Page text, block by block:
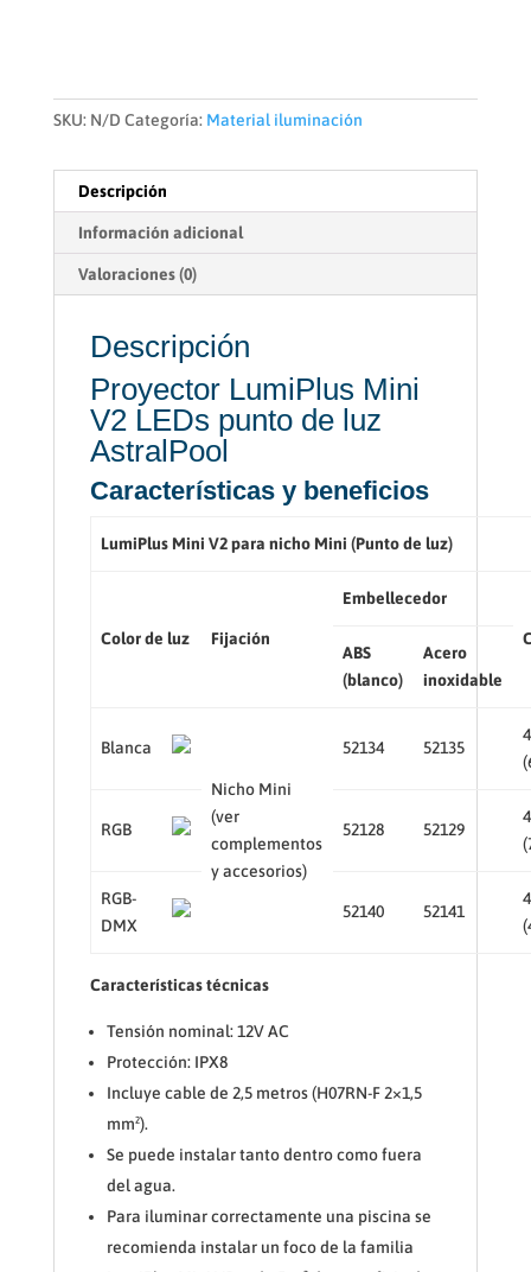
SKU: N/D Categoría: Material iluminación
Descripción
Información adicional
Valoraciones (0)
Descripción
Proyector LumiPlus Mini
V2 LEDs punto de luz
AstralPool
Características y beneficios
LumiPlus Mini V2 para nicho Mini (Punto de luz)
Color de luz Fijación
Embellecedor
ABS
(blanco)
Acero
inoxidable
Blanca
Nicho Mini
(ver
complementos
y accesorios)
52134 52135
RGB 52128 52129
RGB-
DMX
52140 52141
Características técnicas
Tensión nominal: 12V AC
Protección: IPX8
Incluye cable de 2,5 metros (H07RN-F 2×1,5
mm²).
Se puede instalar tanto dentro como fuera
del agua.
Para iluminar correctamente una piscina se
recomienda instalar un foco de la familia